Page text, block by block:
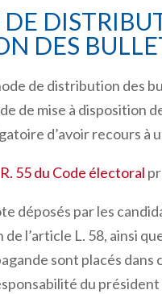
DES
de distribution des
de mise à disposition
d’avoir recours
R. 55 du Code électoral
déposés par les
l’article L. 58, ainsi
sont placés dans
du